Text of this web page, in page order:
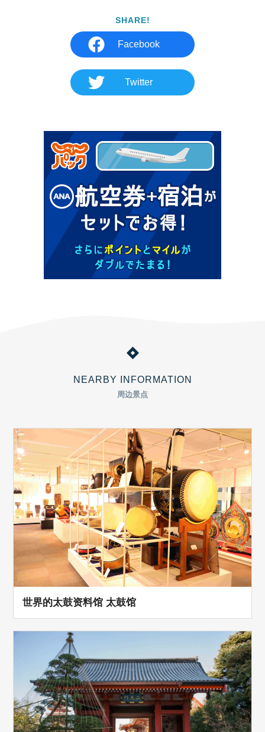
SHARE!
Facebook
Twitter
NEARBY INFORMATION
周边景点
世界的太鼓资料馆 太鼓馆